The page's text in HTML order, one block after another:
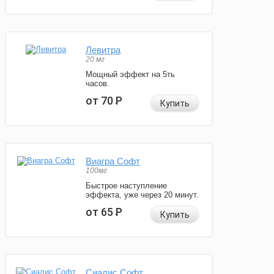
Левитра
20 мг
Мощный эффект на 5ть
часов.
от 70Р Купить
Виагра Софт
100мг
Быстрое наступление
эффекта, уже через 20 минут.
от 65Р Купить